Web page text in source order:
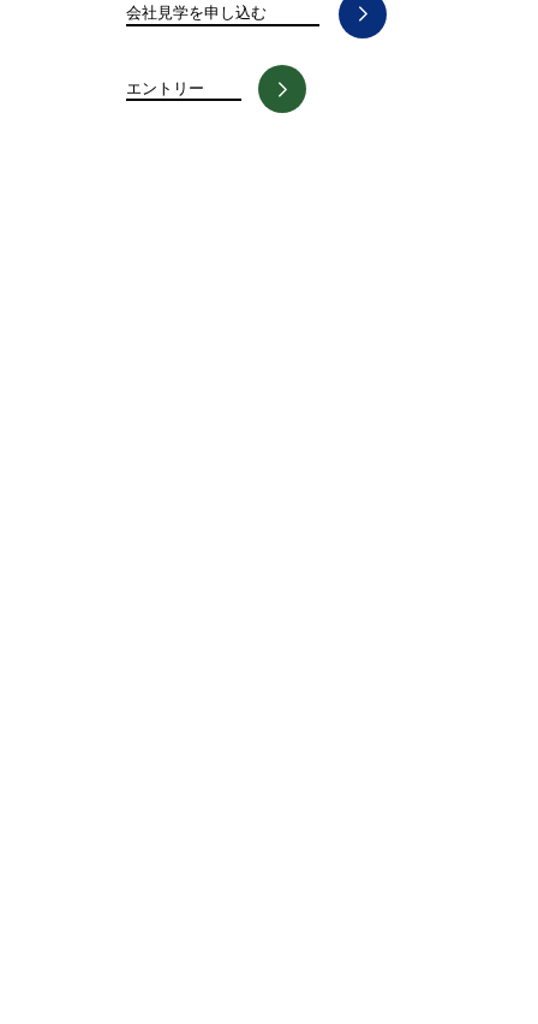
会社見学を申し込む
エントリー